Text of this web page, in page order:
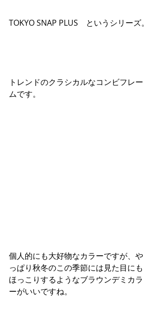
TOKYO SNAP PLUS　というシリーズ。
トレンドのクラシカルなコンビフレー
ムです。
個人的にも大好物なカラーですが、や
っぱり秋冬のこの季節には見た目にも
ほっこりするようなブラウンデミカラ
ーがいいですね。